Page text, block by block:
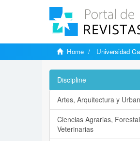
Home Universidad
Discipline
Artes, Arquitectura y
Ciencias Agrarias,
Veterinarias